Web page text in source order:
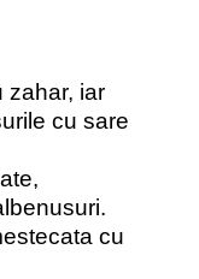
zahar, iar
cu sare
cu